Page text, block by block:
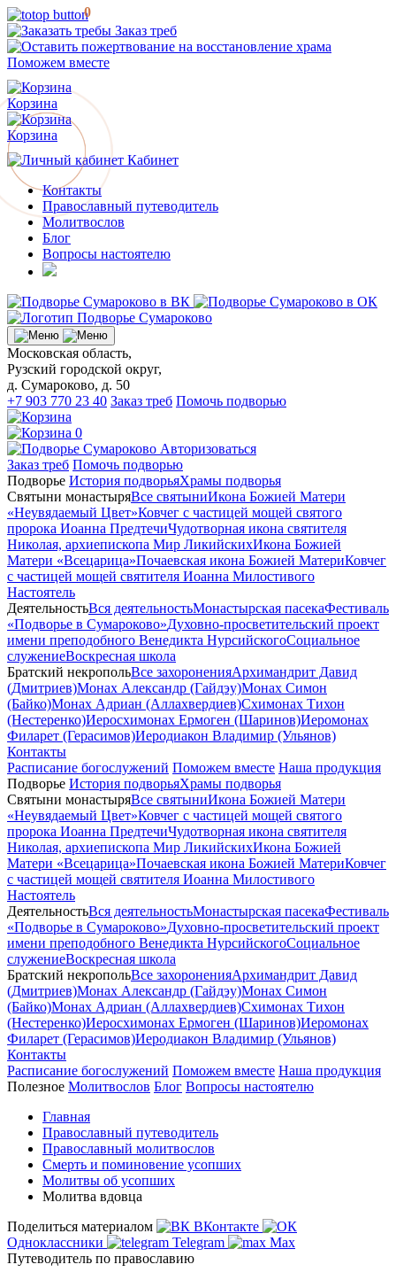
Заказ треб
Поможем вместе
Корзина
Корзина
0
Кабинет
Контакты
Православный путеводитель
Молитвослов
Блог
Вопросы настоятелю
Московская область,
Рузский городской округ,
д. Сумароково, д. 50
+7 903 770 23 40 Заказ треб Помочь подворью
0
Авторизоваться
Заказ треб Помочь подворью
Подворье История подворьяХрамы подворья
Святыни монастыряВсе святыниИкона Божией Матери
«Неувядаемый Цвет»Ковчег с частицей мощей святого
пророка Иоанна ПредтечиЧудотворная икона святителя
Николая, архиепископа Мир ЛикийскихИкона Божией
Матери «Всецарица»Почаевская икона Божией МатериКовчег
с частицей мощей святителя Иоанна Милостивого
Настоятель
ДеятельностьВся деятельностьМонастырская пасекаФестиваль
«Подворье в Сумароково»Духовно-просветительский проект
имени преподобного Венедикта НурсийскогоСоциальное
служениеВоскресная школа
Братский некропольВсе захороненияАрхимандрит Давид
(Дмитриев)Монах Александр (Гайдэу)Монах Симон
(Байко)Монах Адриан (Аллахвердиев)Схимонах Тихон
(Нестеренко)Иеросхимонах Ермоген (Шаринов)Иеромонах
Филарет (Герасимов)Иеродиакон Владимир (Ульянов)
Контакты
Расписание богослужений Поможем вместе Наша продукция
Подворье История подворьяХрамы подворья
Святыни монастыряВсе святыниИкона Божией Матери
«Неувядаемый Цвет»Ковчег с частицей мощей святого
пророка Иоанна ПредтечиЧудотворная икона святителя
Николая, архиепископа Мир ЛикийскихИкона Божией
Матери «Всецарица»Почаевская икона Божией МатериКовчег
с частицей мощей святителя Иоанна Милостивого
Настоятель
ДеятельностьВся деятельностьМонастырская пасекаФестиваль
«Подворье в Сумароково»Духовно-просветительский проект
имени преподобного Венедикта НурсийскогоСоциальное
служениеВоскресная школа
Братский некропольВсе захороненияАрхимандрит Давид
(Дмитриев)Монах Александр (Гайдэу)Монах Симон
(Байко)Монах Адриан (Аллахвердиев)Схимонах Тихон
(Нестеренко)Иеросхимонах Ермоген (Шаринов)Иеромонах
Филарет (Герасимов)Иеродиакон Владимир (Ульянов)
Контакты
Расписание богослужений Поможем вместе Наша продукция
Полезное Молитвослов Блог Вопросы настоятелю
Главная
Православный путеводитель
Православный молитвослов
Смерть и поминовение усопших
Молитвы об усопших
Молитва вдовца
Поделиться материалом
ВКонтакте
Одноклассники
Telegram
Max
Путеводитель по православию